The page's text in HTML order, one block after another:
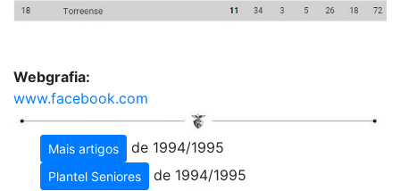
Webgrafia:
www.facebook.com
Mais artigos de 1994/1995
Plantel Seniores de 1994/1995